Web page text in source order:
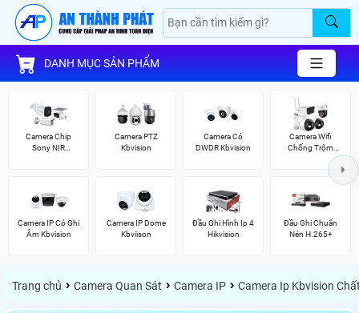
DANH MỤC SẢN PHẨM
Camera Chip
Sony NIR
Camera PTZ
Kbvision
Camera Có
DWDR Kbvision
Camera Wifi
Chống Trộm
Camera IP Có Ghi
Âm Kbvision
Camera IP Dome
Kbviison
Đầu Ghi Hình Ip 4
Hikvision
Đầu Ghi Chuẩn
Nén H.265+
Trang chủ › Camera Quan Sát › Camera IP › Camera Ip Kbvision